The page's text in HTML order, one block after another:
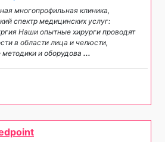
многопрофильная клиника,
спектр медицинских услуг:
Наши опытные хирурги проводят
в области лица и челюсти,
и оборудова ...